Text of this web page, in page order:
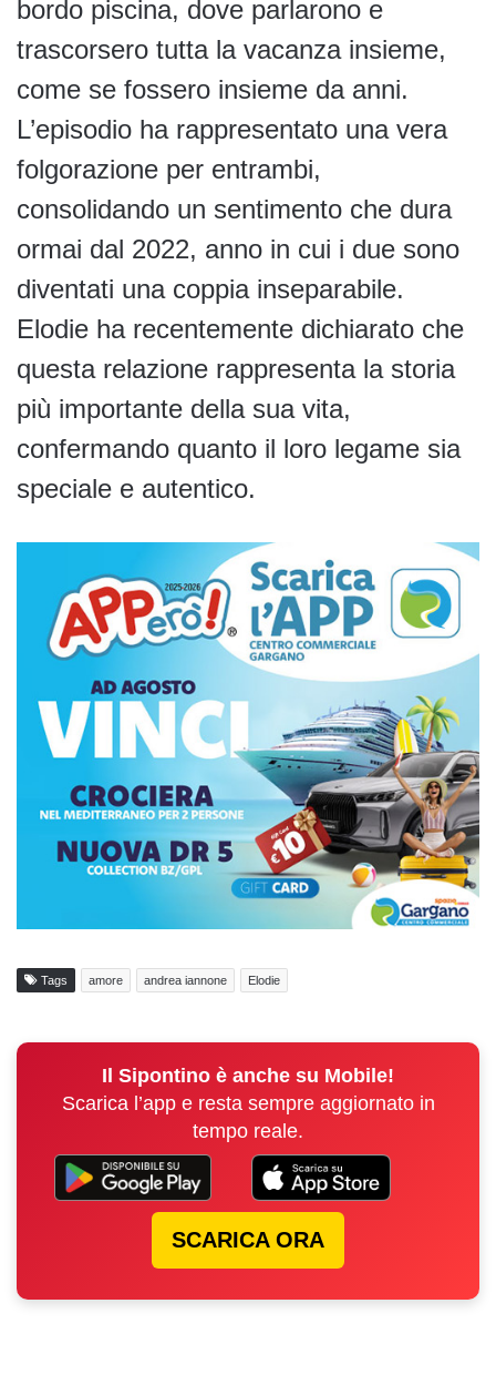
bordo piscina, dove parlarono e
trascorsero tutta la vacanza insieme,
come se fossero insieme da anni.
L’episodio ha rappresentato una vera
folgorazione per entrambi,
consolidando un sentimento che dura
ormai dal 2022, anno in cui i due sono
diventati una coppia inseparabile.
Elodie ha recentemente dichiarato che
questa relazione rappresenta la storia
più importante della sua vita,
confermando quanto il loro legame sia
speciale e autentico.
Tags amore andrea iannone Elodie
Il Sipontino è anche su Mobile!
Scarica l’app e resta sempre aggiornato in
tempo reale.
SCARICA ORA